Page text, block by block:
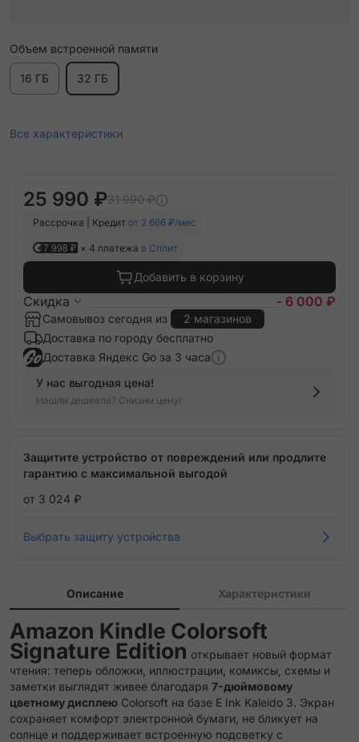
Объем встроенной памяти
16 ГБ 32 ГБ
Все характеристики
25 990 ₽31 990 ₽
Рассрочка | Кредит от 2 666 ₽/мес
7 998 ₽ × 4 платежа в Сплит
Добавить в корзину
Скидка - 6 000 ₽
Самовывоз сегодня из
2 магазинов
Доставка по городу бесплатно
Доставка Яндекс Go за 3 часа
У нас выгодная цена!
Нашли дешевле? Снизим цену!
Защитите устройство от повреждений или продлите
гарантию с максимальной выгодой
от 3 024 ₽
Выбрать защиту устройства
Описание Характеристики
Amazon Kindle Colorsoft
Signature Edition открывает новый формат
чтения: теперь обложки, иллюстрации, комиксы, схемы и
заметки выглядят живее благодаря 7-дюймовому
цветному дисплею Colorsoft на базе E Ink Kaleido 3. Экран
сохраняет комфорт электронной бумаги, не бликует на
солнце и поддерживает встроенную подсветку с